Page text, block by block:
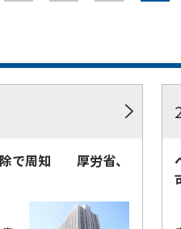
除で周知 厚労省、